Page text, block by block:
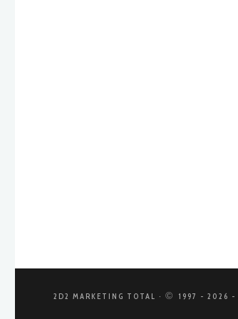
2D2 MARKETING TOTAL · © 1997 - 2026 -